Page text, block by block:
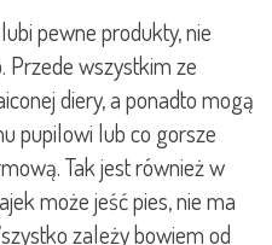
pewne produkty, nie
Przede wszystkim ze
diery, a ponadto mogą
pupilowi lub co gorsze
Tak jest również w
może jeść pies, nie ma
zależy bowiem od